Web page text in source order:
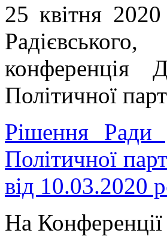
25 квітня
конференція
Політичної
Рішення Ради
Політичної
від 10.03.2020
На